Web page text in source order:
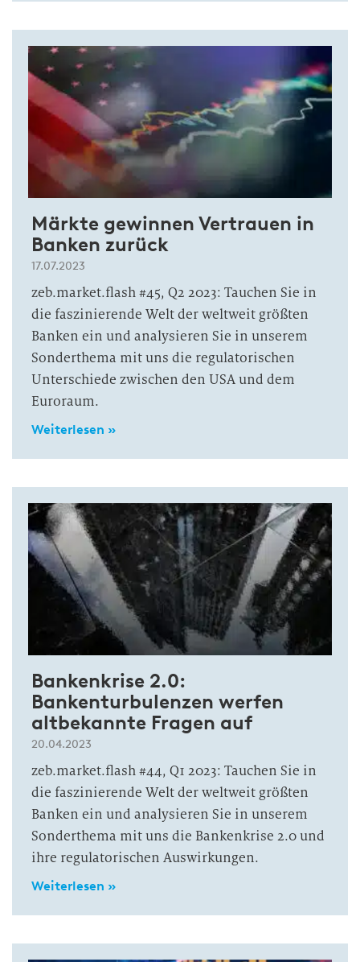
Märkte gewinnen Vertrauen in
Banken zurück
17.07.2023
zeb.market.flash #45, Q2 2023: Tauchen Sie in
die faszinierende Welt der weltweit größten
Banken ein und analysieren Sie in unserem
Sonderthema mit uns die regulatorischen
Unterschiede zwischen den USA und dem
Euroraum.
Weiterlesen »
Bankenkrise 2.0:
Bankenturbulenzen werfen
altbekannte Fragen auf
20.04.2023
zeb.market.flash #44, Q1 2023: Tauchen Sie in
die faszinierende Welt der weltweit größten
Banken ein und analysieren Sie in unserem
Sonderthema mit uns die Bankenkrise 2.0 und
ihre regulatorischen Auswirkungen.
Weiterlesen »